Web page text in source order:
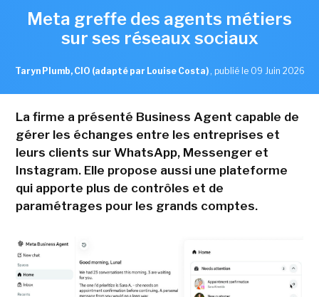
Meta greffe des agents métiers
sur ses réseaux sociaux
Taryn Plumb, CIO (adapté par Louise Costa) , publié le 09 Juin 2026
La firme a présenté Business Agent capable de
gérer les échanges entre les entreprises et
leurs clients sur WhatsApp, Messenger et
Instagram. Elle propose aussi une plateforme
qui apporte plus de contrôles et de
paramétrages pour les grands comptes.